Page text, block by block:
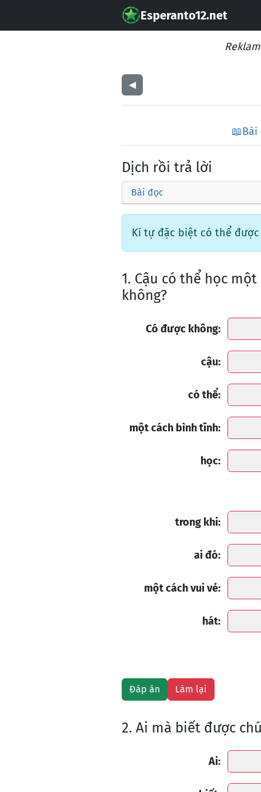
Esperanto12.net
◀︎
📖Bài
Dịch rồi trả lời
Bài đọc
Kí tự đặc biệt có thể được
1. Cậu có thể học
không?
Có được không:
cậu:
có thể:
một cách bình tĩnh:
học:
trong khi:
ai đó:
một cách vui vẻ:
hát:
2. Ai mà biết được
Ai: